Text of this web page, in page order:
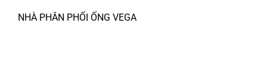
NHÀ PHÂN PHỐI ỐNG VEGA